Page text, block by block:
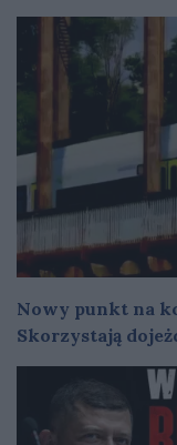
Nowy punkt na
Skorzystają